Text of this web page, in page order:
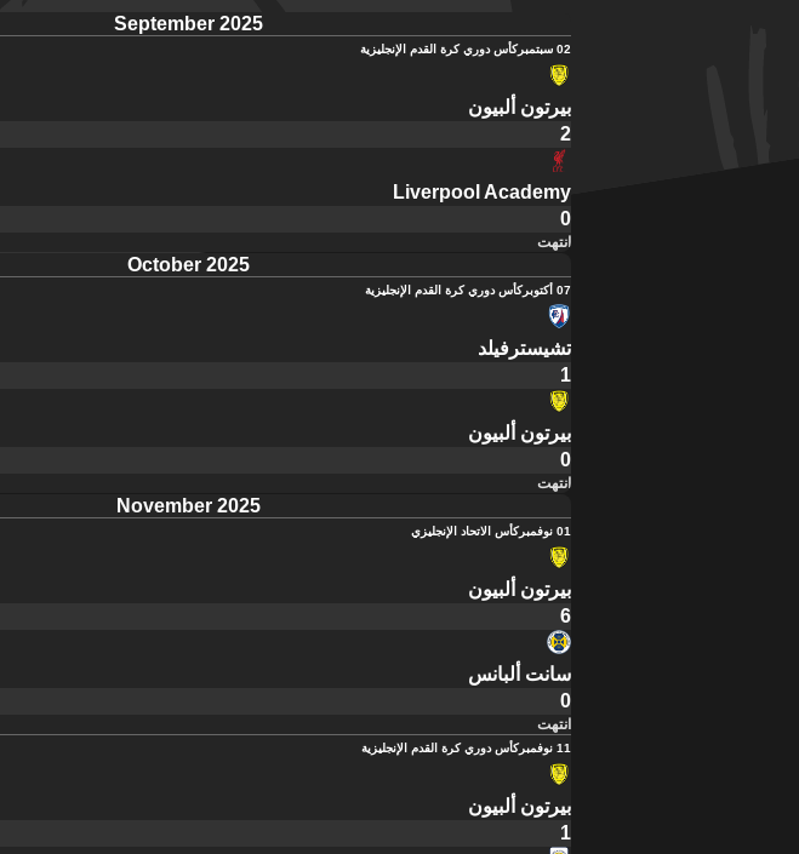
September 2025
02 سبتمبر كأس دوري كرة القدم الإنجليزية
بيرتون ألبيون
2
Liverpool Academy
0
انتهت
October 2025
07 أكتوبر كأس دوري كرة القدم الإنجليزية
تشيسترفيلد
1
بيرتون ألبيون
0
انتهت
November 2025
01 نوفمبر كأس الاتحاد الإنجليزي
بيرتون ألبيون
6
سانت ألبانس
0
انتهت
11 نوفمبر كأس دوري كرة القدم الإنجليزية
بيرتون ألبيون
1